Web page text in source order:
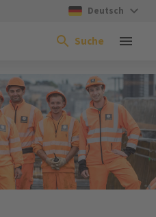
Deutsch
Suche